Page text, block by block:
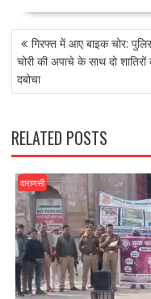
e
b
o
o
k
to
d
o
n
l
POST
NAVIGATION
गिरफ्त में आए बाइक चोर:
चोरी की अपाचे के साथ दो शातिरों
दबोचा
RELATED POSTS
वाराणसी